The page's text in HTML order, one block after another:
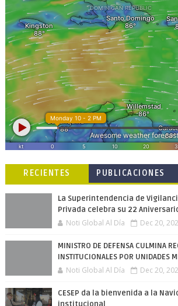
RECIENTES
PUBLICACIONES
La Superintendencia de
Privada celebra su 22
Noti Global Al Día Dec 20,
MINISTRO DE DEFENSA CULMINA
INSTITUCIONALES POR UNIDADES
Noti Global Al Día Dec 20,
CESEP da la bienvenida a la